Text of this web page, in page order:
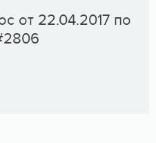
от 22.04.2017 по